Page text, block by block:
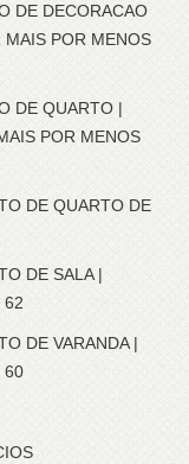
DE DECORACAO
MAIS POR MENOS
DE QUARTO |
POR MENOS
DE QUARTO DE
DE SALA |
62
DE VARANDA |
60